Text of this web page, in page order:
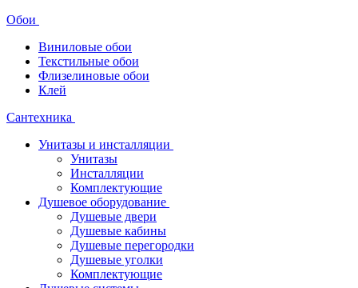
Обои
Виниловые обои
Текстильные обои
Флизелиновые обои
Клей
Сантехника
Унитазы и инсталляции
Унитазы
Инсталляции
Комплектующие
Душевое оборудование
Душевые двери
Душевые кабины
Душевые перегородки
Душевые уголки
Комплектующие